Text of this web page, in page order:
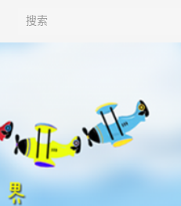
Search for: